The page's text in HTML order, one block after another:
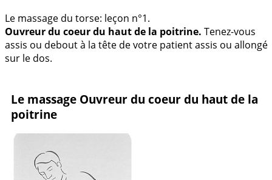
Le massage du torse: leçon n°1.
Ouvreur du coeur du haut de la poitrine. Tenez-vous
assis ou debout à la tête de votre patient assis ou allongé
sur le dos.
Le massage Ouvreur du coeur du haut de la
poitrine